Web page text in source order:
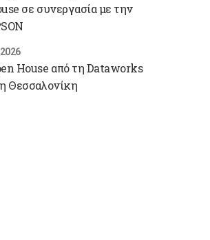
σε συνεργασία με την
House από τη Dataworks
Θεσσαλονίκη